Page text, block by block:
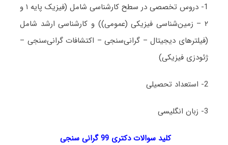
1- دروس تخصصی در سطح کارشناسی شامل (فیزیک پایه ۱ و
۲ – زمین‌شناسی فیزیکی (عمومی)) و کارشناسی ارشد شامل
(فیلترهای دیجیتال – گرانی‌سنجی – اکتشافات گرانی‌سنجی –
ژئودزی فیزیکی)
2- استعداد تحصیلی
3- زبان انگلیسی
کلید سوالات دکتری 99 گرانی سنجی